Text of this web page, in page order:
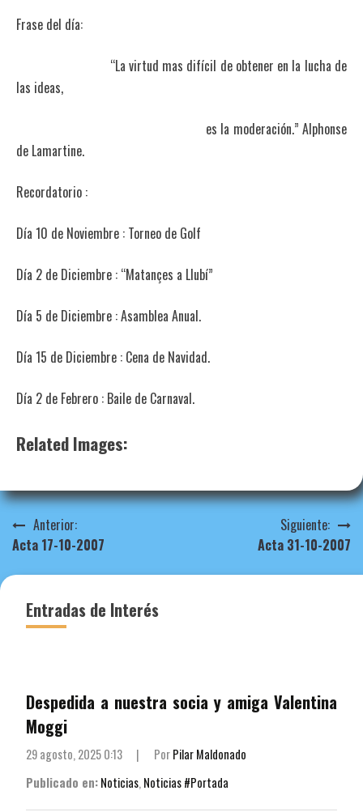
Frase del día:
“La virtud mas difícil de obtener en la lucha de
las ideas,
es la moderación.” Alphonse
de Lamartine.
Recordatorio :
Día 10 de Noviembre : Torneo de Golf
Día 2 de Diciembre : “Matançes a Llubí”
Día 5 de Diciembre : Asamblea Anual.
Día 15 de Diciembre : Cena de Navidad.
Día 2 de Febrero : Baile de Carnaval.
Related Images:
Navegación
de
Anterior:
Acta 17-10-2007
Siguiente:
Acta 31-10-2007
Entradas de Interés
Despedida a nuestra socia y amiga Valentina
Moggi
29 agosto, 2025 0:13 | PorPilar Maldonado
Publicado en:Noticias, Noticias #Portada